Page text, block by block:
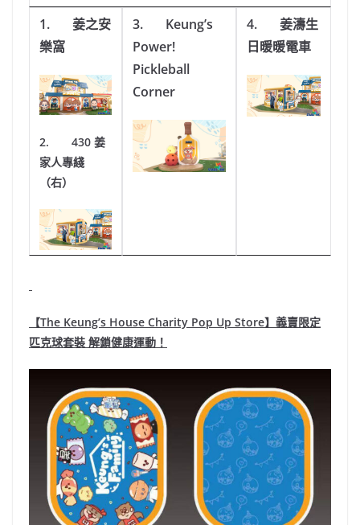
1. 姜之安
樂窩
2. 430 姜
家人專綫
（右）
3. Keung’s
Power!
Pickleball
Corner
4. 姜濤生
日暖暖電車
【The Keung’s House Charity Pop Up Store】義賣限定
匹克球套裝 解鎖健康運動！